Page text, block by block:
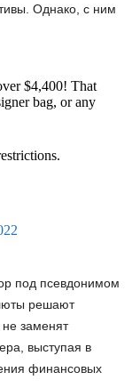
Однако, с ним
$4,400! That
bag, or any
под псевдонимом
решают
заменят
выступая в
финансовых